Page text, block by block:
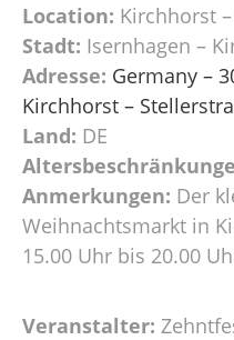
Location: Kirchhorst
Stadt: Isernhagen –
Adresse: Germany –
Kirchhorst –
Land: DE
Anmerkungen: Der
Weihnachtsmarkt in
15.00 Uhr bis 20.00
Veranstalter: